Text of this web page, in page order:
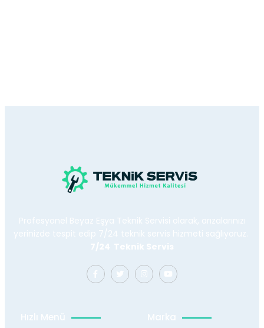
Profesyonel Beyaz Eşya Teknik Servisi olarak, arızalarınızı
yerinizde tespit edip 7/24 teknik servis hizmeti sağlıyoruz.
7/24 Teknik Servis
Hızlı Menü Marka